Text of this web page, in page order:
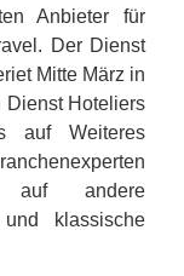
Anbieter für
Der Dienst
Mitte März in
Dienst Hoteliers
auf Weiteres
andere
klassische